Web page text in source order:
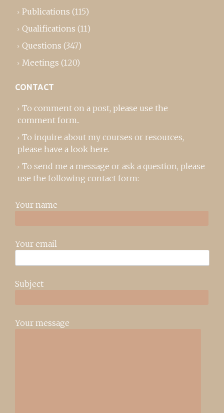
Publications (115)
Qualifications (11)
Questions (347)
Meetings (120)
CONTACT
To comment on a post, please use the
comment form..
To inquire about my courses or resources,
please have a look here.
To send me a message or ask a question, please
use the following contact form:
Your name
Your email
Subject
Your message